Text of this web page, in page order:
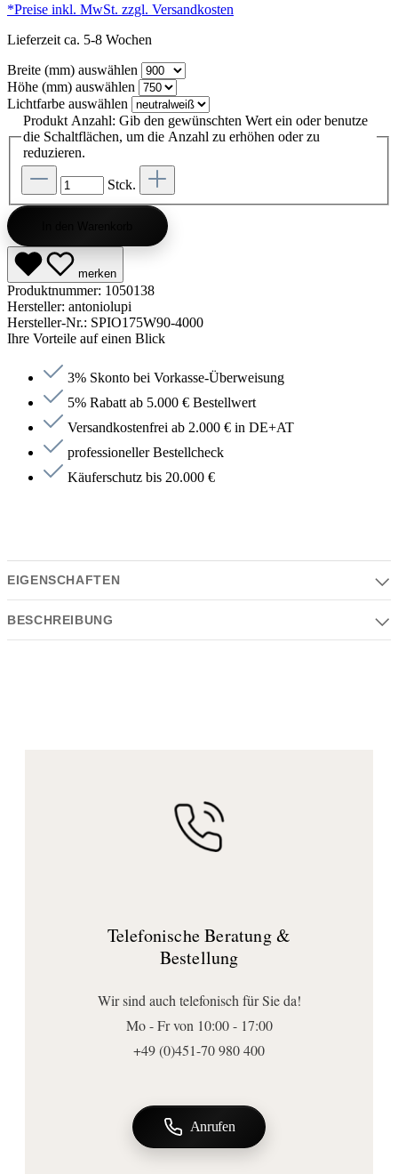
*Preise inkl. MwSt. zzgl. Versandkosten
Lieferzeit ca. 5-8 Wochen
Breite (mm) auswählen
Höhe (mm) auswählen
Lichtfarbe auswählen
Produkt Anzahl: Gib den gewünschten Wert ein oder benutze
die Schaltflächen, um die Anzahl zu erhöhen oder zu
reduzieren.
Stck.
merken
Produktnummer: 1050138
Hersteller: antoniolupi
Hersteller-Nr.: SPIO175W90-4000
Ihre Vorteile auf einen Blick
3% Skonto bei Vorkasse-Überweisung
5% Rabatt ab 5.000 € Bestellwert
Versandkostenfrei ab 2.000 € in DE+AT
professioneller Bestellcheck
Käuferschutz bis 20.000 €
EIGENSCHAFTEN
Eigenschaften
Lichtfarbe:
Farbe Rahmen:
Farbe Spiegelfläche:
Material Rahmen:
BESCHREIBUNG
fügt er sich harmonisch in moderne Badkonzepte ein. Ein stilvolles
Highlight mit funktionaler Raffinesse.
Telefonische Beratung &
Bestellung
Wir sind auch telefonisch für Sie da!
Mo - Fr von 10:00 - 17:00
+49 (0)451-70 980 400
Anrufen